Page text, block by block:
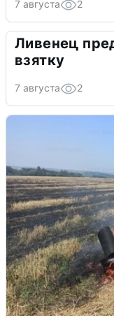
7 августа 2
Ливенец
взятку
7 августа 2